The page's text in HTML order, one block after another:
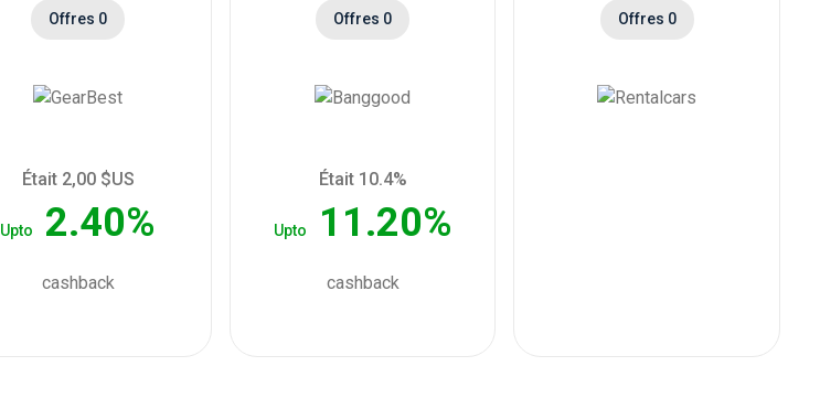
Offres 0
Était 2,00 $US
Upto 2.40%
cashback
Offres 0
Était 10.4%
Upto 11.20%
cashback
Offres 0